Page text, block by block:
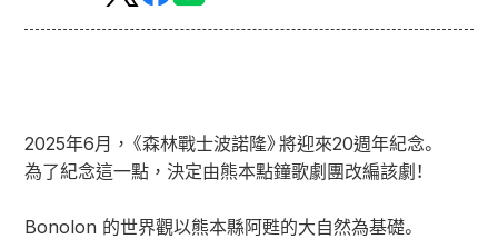
2025年6月，《森林戰士波諾隆》將迎來20週年紀念。
為了紀念這一點，決定由熊本點鐘歌劇團改編該劇！
Bonolon 的世界觀以熊本縣阿甦的大自然為基礎。